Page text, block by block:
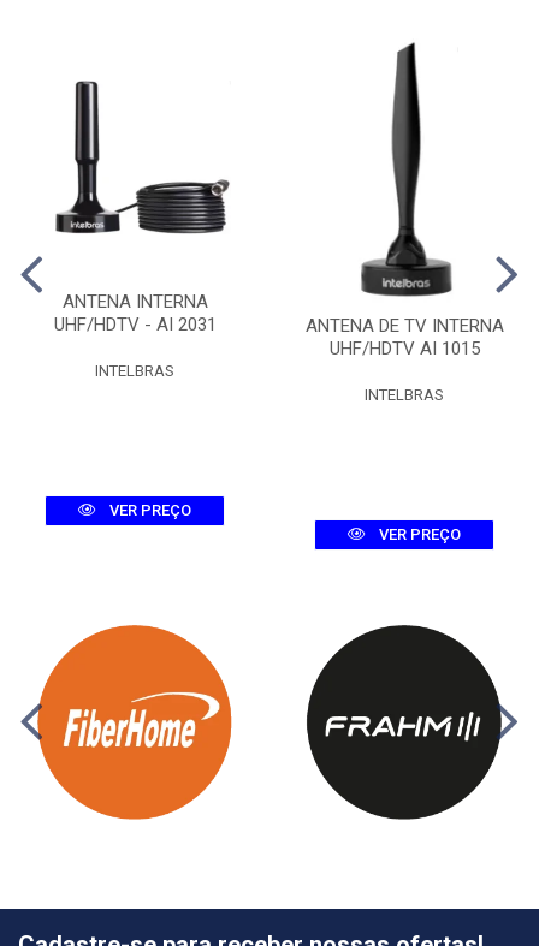
ANTENA INTERNA
UHF/HDTV - AI 2031
INTELBRAS
VER PREÇO
ANTENA DE TV INTERNA
UHF/HDTV AI 1015
INTELBRAS
VER PREÇO